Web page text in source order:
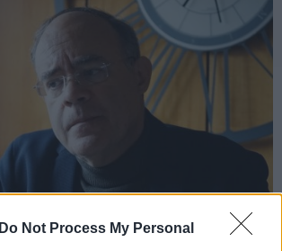
Do Not Process My Personal